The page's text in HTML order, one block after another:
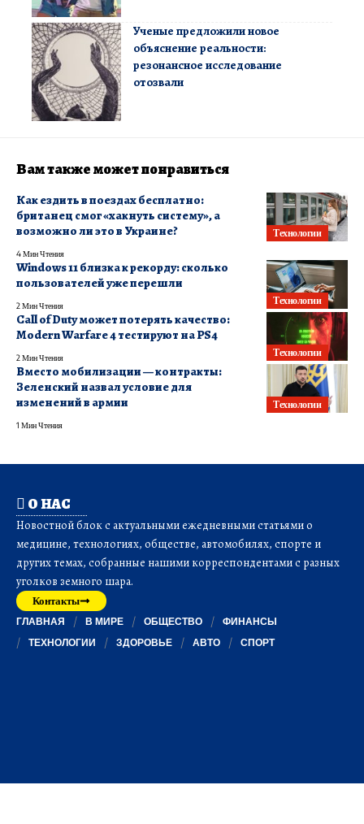
Ученые предложили новое
объяснение реальности:
резонансное исследование
отозвали
Вам также может понравиться
Технологии
Как ездить в поездах бесплатно:
британец смог «хакнуть систему», а
возможно ли это в Украине?
4 Мин Чтения
Технологии
Windows 11 близка к рекорду: сколько
пользователей уже перешли
2 Мин Чтения
Технологии
Call of Duty может потерять качество:
Modern Warfare 4 тестируют на PS4
2 Мин Чтения
Технологии
Вместо мобилизации — контракты:
Зеленский назвал условие для
изменений в армии
1 Мин Чтения
О НАС
Новостной блок с актуальными ежедневными статьями о
медицине, технологиях, обществе, автомобилях, спорте и
других темах, собранные нашими корреспондентами с разных
уголков земного шара.
Контакты
ГЛАВНАЯ В МИРЕ ОБЩЕСТВО
ФИНАНСЫ
ТЕХНОЛОГИИ
ЗДОРОВЬЕ АВТО СПОРТ